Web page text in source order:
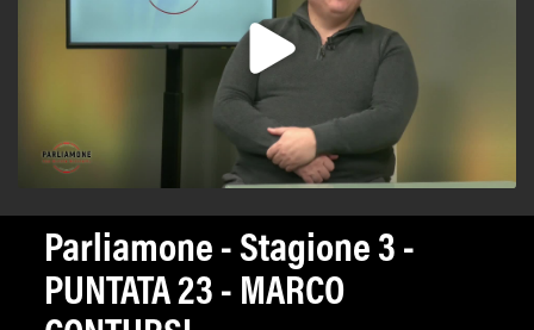
Parliamone - Stagione 3 -
PUNTATA 23 - MARCO